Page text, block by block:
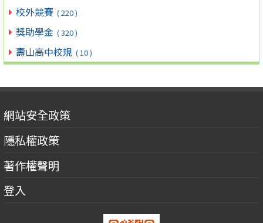
校外競賽 ( 220 )
獎助學金 ( 320 )
壽山高中校規 ( 10 )
網站安全政策
隱私權政策
著作權聲明
登入